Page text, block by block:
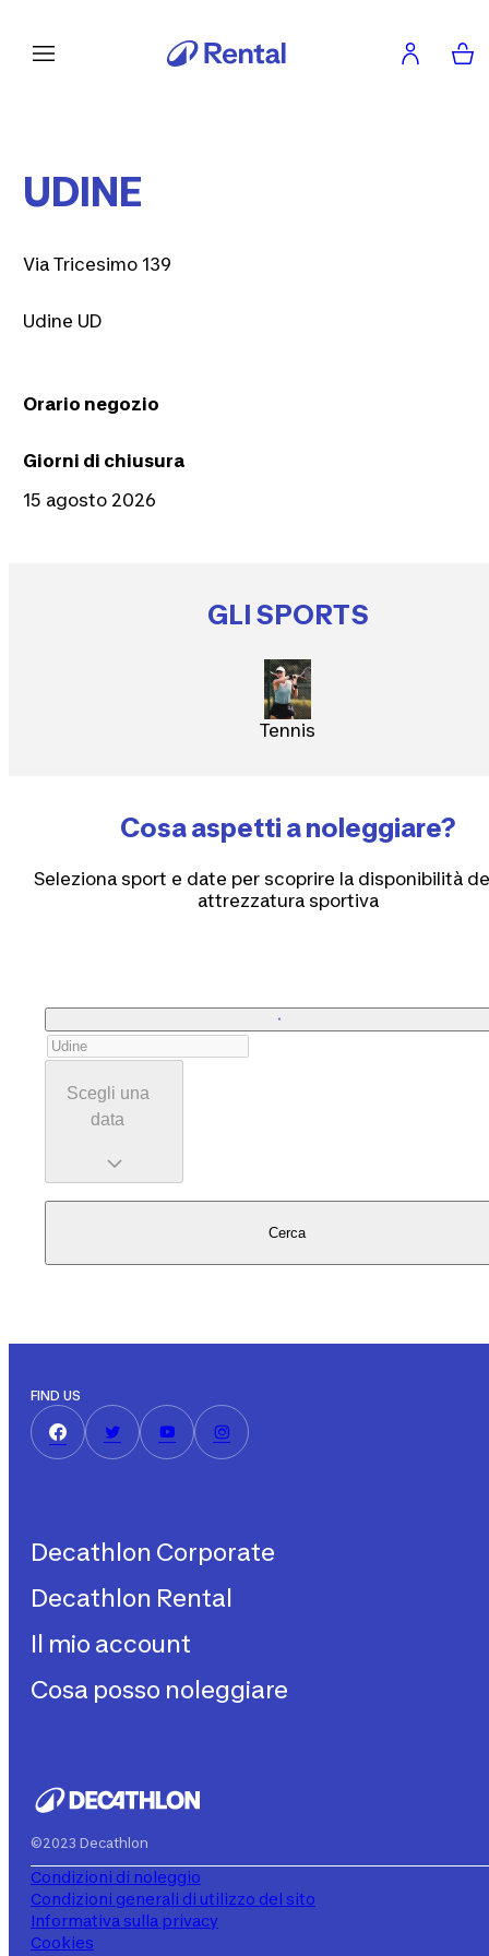
UDINE
Via Tricesimo 139
Udine UD
Orario negozio
Giorni di chiusura
15 agosto 2026
GLI SPORTS
Tennis
Cosa aspetti a noleggiare?
Seleziona sport e date per scoprire la disponibilità
attrezzatura sportiva
Scegli una
data
Cerca
FIND US
Decathlon Corporate
Decathlon United
Lavora con noi
Impegni sostenibilità
Decathlon Rental
Decathlon Rental
Come funziona?
Aiuto
Il mio account
I miei acquisti
Cosa posso noleggiare
©2023 Decathlon
Condizioni di noleggio
Condizioni generali di utilizzo del sito
Informativa sulla privacy
Cookies